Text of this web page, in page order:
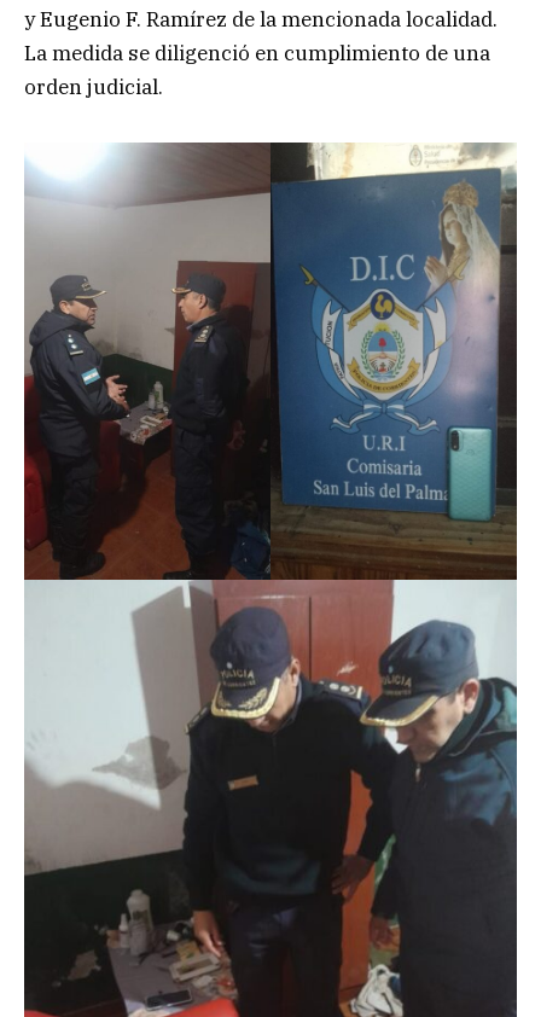
y Eugenio F. Ramírez de la mencionada localidad.
La medida se diligenció en cumplimiento de una
orden judicial.